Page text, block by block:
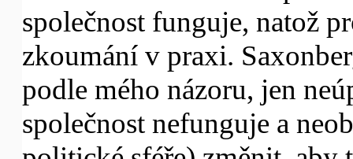
společnost funguje, natož
zkoumání v praxi.
podle mého názoru, jen
společnost nefunguje a